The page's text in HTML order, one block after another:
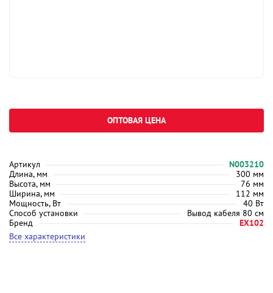
Артикул
N003210
Длина, мм
300 мм
Высота, мм
76 мм
Ширина, мм
112 мм
Мощность, Вт
40 Вт
Способ установки
Вывод кабеля 80 см
Бренд
EX102
Все характеристики
ОПТОВАЯ ЦЕНА